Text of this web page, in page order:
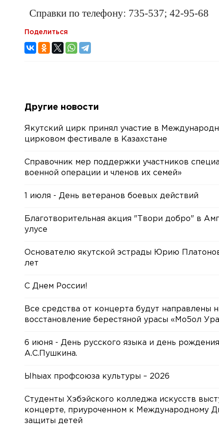
Справки по телефону: 735-537; 42-95-68
Поделиться
Другие новости
Якутский цирк принял участие в
цирковом фестивале в Казахстане
Справочник мер поддержки участников
военной операции и членов их семей»
1 июля - День ветеранов боевых действий
Благотворительная акция "Твори добро" в
улусе
Основателю якутской эстрады Юрию
лет
С Днем России!
Все средства от концерта будут направлены
восстановление берестяной урасы «Мо5ол
6 июня - День русского языка и день рождения
А.С.Пушкина.
Ыhыах профсоюза культуры – 2026
Студенты Хэбэйского колледжа искусств
концерте, приуроченном к Международному
защиты детей